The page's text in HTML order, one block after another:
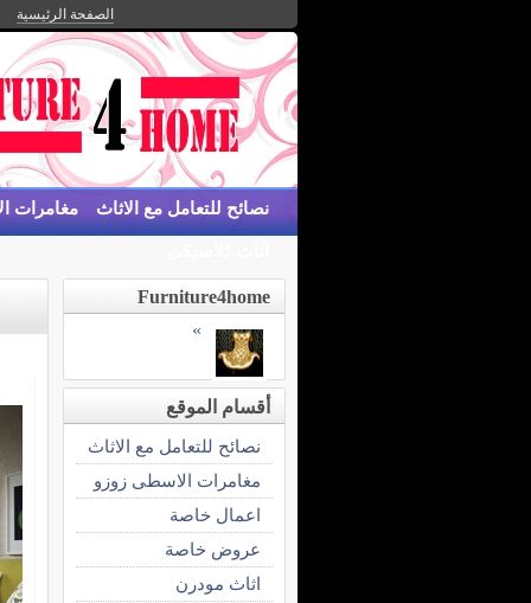
الصفحة الرئيسية
نصائح للتعامل مع الاثاث مغامرات
Furniture4home
»
أقسام الموقع
نصائح للتعامل مع الاثاث
مغامرات الاسطى زوزو
اعمال خاصة
عروض خاصة
اثاث مودرن